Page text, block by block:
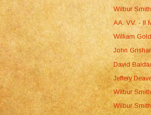
Wilbur
AA. VV. - Il
William
John
David
Jeffery
Wilbur
Wilbur